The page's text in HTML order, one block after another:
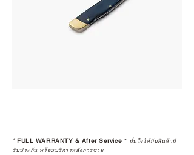
*FULL WARRANTY & After Service * มั่นใจได้กับสินค้ามี
รับประกัน พร้อมบริการหลังการขาย